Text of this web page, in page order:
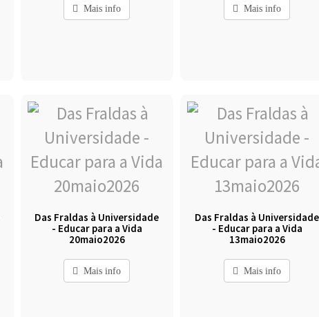
Mais info Mais info
Das Fraldas à Universidade
- Educar para a Vida
20maio2026
Mais info
Das Fraldas à Universidade
- Educar para a Vida
13maio2026
Mais info